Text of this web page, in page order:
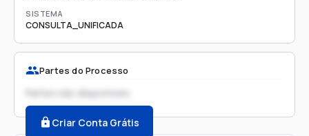
SISTEMA
CONSULTA_UNIFICADA
Partes do Processo
Partes não disponíveis
Criar Conta Grátis